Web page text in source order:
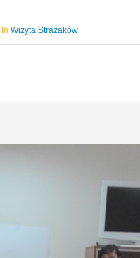
In Wizyta Strażaków